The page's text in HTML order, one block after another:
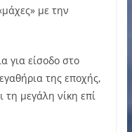
με την
για είσοδο στο
της εποχής,
μεγάλη νίκη επί